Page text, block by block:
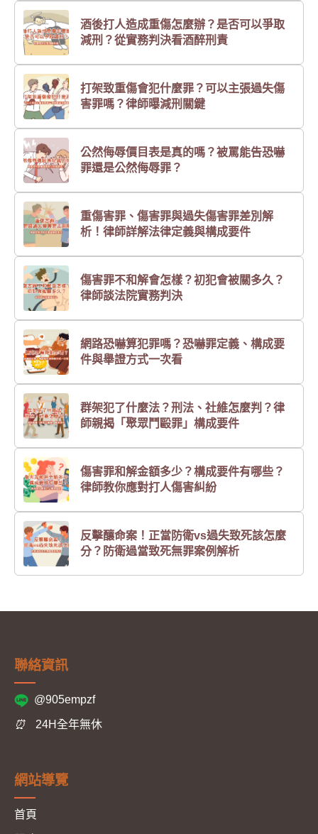
酒後打人造成重傷怎麼辦？是否可以爭取
減刑？從實務判決看酒醉刑責
打架致重傷會犯什麼罪？可以主張過失傷
害罪嗎？律師曝減刑關鍵
公然侮辱價目表是真的嗎？被罵能告恐嚇
罪還是公然侮辱罪？
重傷害罪、傷害罪與過失傷害罪差別解
析！律師詳解法律定義與構成要件
傷害罪不和解會怎樣？初犯會被關多久？
律師談法院實務判決
網路恐嚇算犯罪嗎？恐嚇罪定義、構成要
件與舉證方式一次看
群架犯了什麼法？刑法、社維怎麼判？律
師親揭「聚眾鬥毆罪」構成要件
傷害罪和解金額多少？構成要件有哪些？
律師教你應對打人傷害糾紛
反擊釀命案！正當防衛vs過失致死該怎麼
分？防衛過當致死無罪案例解析
聯絡資訊
@905empzf
⏰ 24H全年無休
網站導覽
首頁